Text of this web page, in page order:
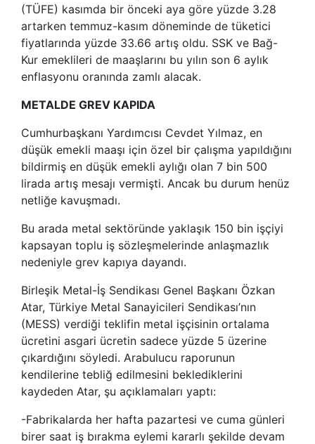
(TÜFE) kasımda bir önceki aya göre yüzde 3.28
artarken temmuz-kasım döneminde de tüketici
fiyatlarında yüzde 33.66 artış oldu. SSK ve Bağ-
Kur emeklileri de maaşlarını bu yılın son 6 aylık
enflasyonu oranında zamlı alacak.
METALDE GREV KAPIDA
Cumhurbaşkanı Yardımcısı Cevdet Yılmaz, en
düşük emekli maaşı için özel bir çalışma yapıldığını
bildirmiş en düşük emekli aylığı olan 7 bin 500
lirada artış mesajı vermişti. Ancak bu durum henüz
netliğe kavuşmadı.
Bu arada metal sektöründe yaklaşık 150 bin işçiyi
kapsayan toplu iş sözleşmelerinde anlaşmazlık
nedeniyle grev kapıya dayandı.
Birleşik Metal-İş Sendikası Genel Başkanı Özkan
Atar, Türkiye Metal Sanayicileri Sendikası’nın
(MESS) verdiği teklifin metal işçisinin ortalama
ücretini asgari ücretin sadece yüzde 5 üzerine
çıkardığını söyledi. Arabulucu raporunun
kendilerine tebliğ edilmesini beklediklerini
kaydeden Atar, şu açıklamaları yaptı:
-Fabrikalarda her hafta pazartesi ve cuma günleri
birer saat iş bırakma eylemi kararlı şekilde devam